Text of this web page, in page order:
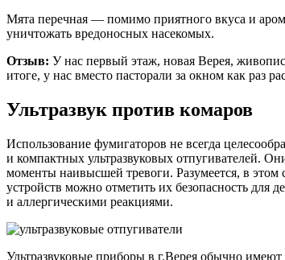
Мята перечная — помимо приятного вкуса и
уничтожать вредоносных насекомых.
Отзыв: У нас первый этаж, новая Верея,
итоге, у нас вместо пасторали за окном как раз
Ультразвук против комаров
Использование фумигаторов не всегда
и компактных ультразвуковых отпугивателей.
моменты наивысшей тревоги. Разумеется, в этом
устройств можно отметить их безопасность для
и аллергическими реакциями.
Ультразвуковые приборы в г.Верея обычно